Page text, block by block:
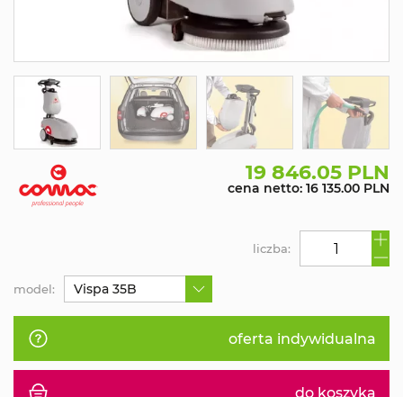
19 846.05 PLN
cena netto: 16 135.00 PLN
oferta indywidualna
do koszyka
liczba:
model: Vispa 35B